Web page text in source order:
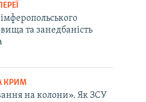
та занедбаність
КРИМ
на колони». Як ЗСУ